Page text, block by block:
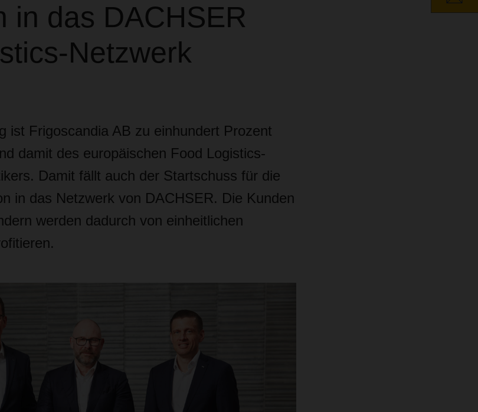
in das DACHSER
Netzwerk
ist Frigoscandia AB zu einhundert Prozent
damit des europäischen Food Logistics-
Damit fällt auch der Startschuss für die
in das Netzwerk von DACHSER. Die Kunden
werden dadurch von einheitlichen